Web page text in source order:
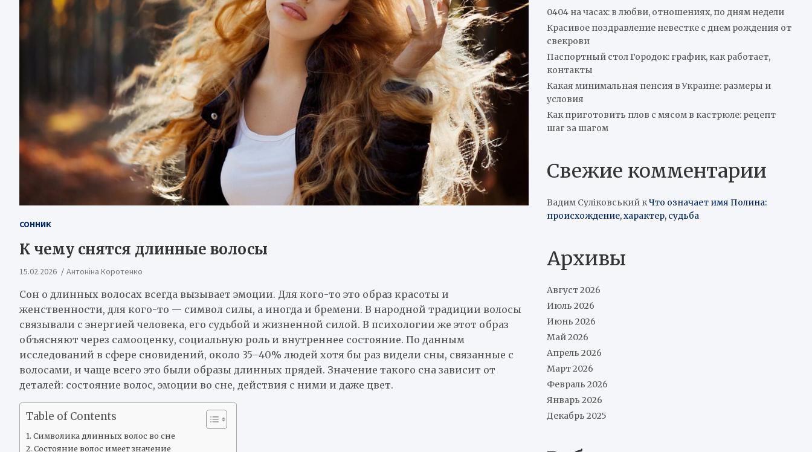
СОННИК
К чему снятся длинные волосы
15.02.2026 Антоніна Коротенко
Сон о длинных волосах всегда вызывает эмоции. Для кого-то это образ красоты и
женственности, для кого-то — символ силы, а иногда и бремени. В народной традиции волосы
связывали с энергией человека, его судьбой и жизненной силой. В психологии же этот образ
объясняют через самооценку, социальную роль и внутреннее состояние. По данным
исследований в сфере сновидений, около 35–40% людей хотя бы раз видели сны, связанные с
волосами, и чаще всего это были образы длинных прядей. Значение такого сна зависит от
деталей: состояние волос, эмоции во сне, действия с ними и даже цвет.
Table of Contents
Символика длинных волос во сне
Состояние волос имеет значение
0404 на часах: в любви, отношениях, по дням недели
Красивое поздравление невестке с днем рождения от
свекрови
Паспортный стол Городок: график, как работает,
контакты
Какая минимальная пенсия в Украине: размеры и
условия
Как приготовить плов с мясом в кастрюле: рецепт
шаг за шагом
Свежие комментарии
Вадим Суліковський кЧто означает имя Полина:
происхождение, характер, судьба
Архивы
Август 2026
Июль 2026
Июнь 2026
Май 2026
Апрель 2026
Март 2026
Февраль 2026
Январь 2026
Декабрь 2025